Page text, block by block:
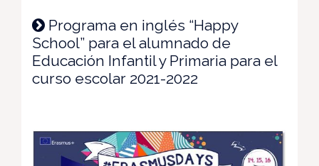
Programa en inglés “Happy
School” para el alumnado de
Educación Infantil y Primaria para el
curso escolar 2021-2022